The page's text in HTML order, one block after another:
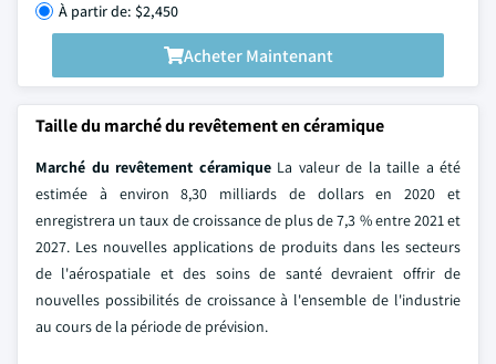
À partir de: $2,450
Acheter Maintenant
Taille du marché du revêtement en céramique
Marché du revêtement céramique La valeur de la taille a été
estimée à environ 8,30 milliards de dollars en 2020 et
enregistrera un taux de croissance de plus de 7,3 % entre 2021 et
2027. Les nouvelles applications de produits dans les secteurs
de l'aérospatiale et des soins de santé devraient offrir de
nouvelles possibilités de croissance à l'ensemble de l'industrie
au cours de la période de prévision.